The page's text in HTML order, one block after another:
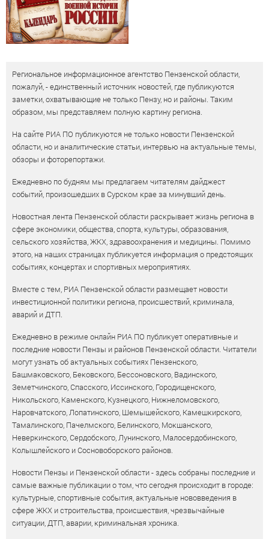
Региональное информационное агентство Пензенской области,
пожалуй, - единственный источник новостей, где публикуются
заметки, охватывающие не только Пензу, но и районы. Таким
образом, мы представляем полную картину региона.
На сайте РИА ПО публикуются не только новости Пензенской
области, но и аналитические статьи, интервью на актуальные темы,
обзоры и фоторепортажи.
Ежедневно по будням мы предлагаем читателям дайджест
событий, произошедших в Сурском крае за минувший день.
Новостная лента Пензенской области раскрывает жизнь региона в
сфере экономики, общества, спорта, культуры, образования,
сельского хозяйства, ЖКХ, здравоохранения и медицины. Помимо
этого, на наших страницах публикуется информация о предстоящих
событиях, концертах и спортивных мероприятиях.
Вместе с тем, РИА Пензенской области размещает новости
инвестиционной политики региона, происшествий, криминала,
аварий и ДТП.
Ежедневно в режиме онлайн РИА ПО публикует оперативные и
последние новости Пензы и районов Пензенской области. Читатели
могут узнать об актуальных событиях Пензенского,
Башмаковского, Бековского, Бессоновского, Вадинского,
Земетчинского, Спасского, Иссинского, Городищенского,
Никольского, Каменского, Кузнецкого, Нижнеломовского,
Наровчатского, Лопатинского, Шемышейского, Камешкирского,
Тамалинского, Пачелмского, Белинского, Мокшанского,
Неверкинского, Сердобского, Лунинского, Малосердобинского,
Колышлейского и Сосновоборского районов.
Новости Пензы и Пензенской области - здесь собраны последние и
самые важные публикации о том, что сегодня происходит в городе:
культурные, спортивные события, актуальные нововведения в
сфере ЖКХ и строительства, происшествия, чрезвычайные
ситуации, ДТП, аварии, криминальная хроника.